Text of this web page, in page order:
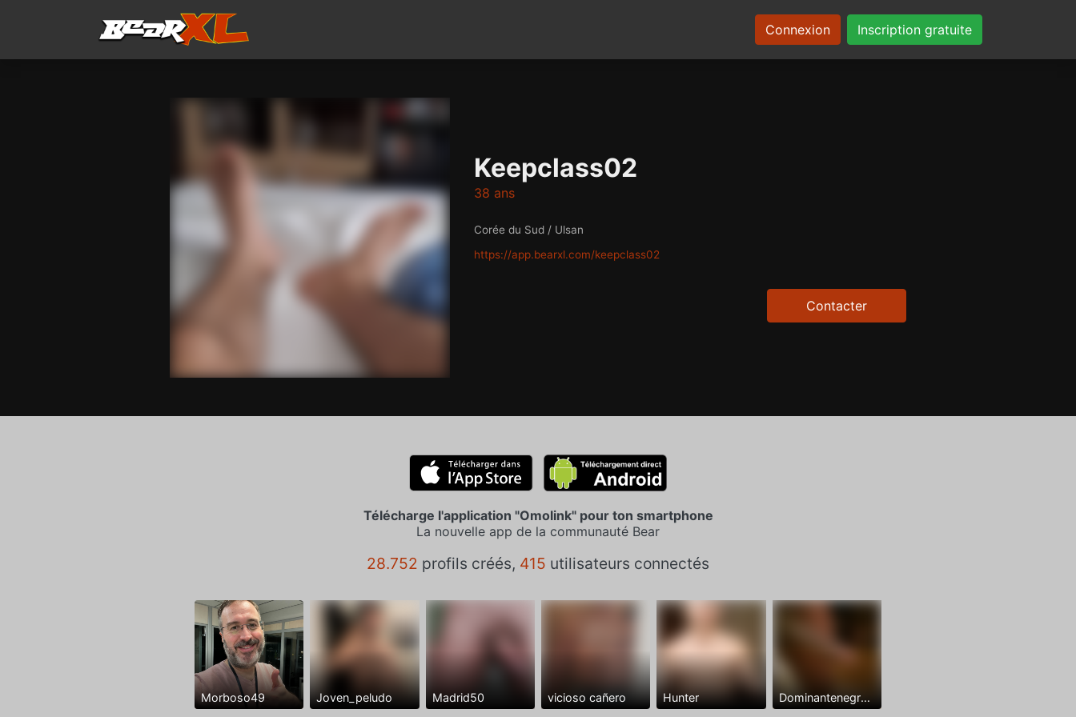
Connexion Inscription gratuite
Keepclass02
38 ans
Corée du Sud / Ulsan
https://app.bearxl.com/keepclass02
Contacter
Télécharge l'application "Omolink" pour ton smartphone
La nouvelle app de la communauté Bear
28.752 profils créés, 415 utilisateurs connectés
Morboso49 Joven_peludo Madrid50 vicioso cañero Hunter Dominantenegro ya